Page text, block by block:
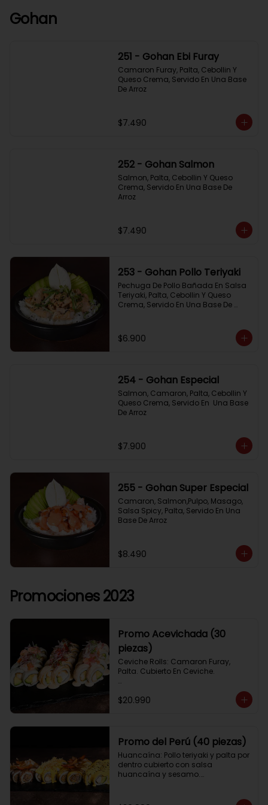
Gohan
251 - Gohan Ebi Furay
Camaron Furay, Palta, Cebollin Y
Queso Crema, Servido En Una Base
De Arroz
$7.490
252 - Gohan Salmon
Salmon, Palta, Cebollin Y Queso
Crema, Servido En Una Base De
Arroz
$7.490
253 - Gohan Pollo Teriyaki
Pechuga De Pollo Bañada En Salsa
Teriyaki, Palta, Cebollin Y Queso
Crema, Servido En Una Base De
$6.900
254 - Gohan Especial
Salmon, Camaron, Palta, Cebollin Y
Queso Crema, Servido En  Una Base
De Arroz
$7.900
255 - Gohan Super Especial
Camaron, Salmon,Pulpo, Masago,
Salsa Spicy, Palta, Servido En Una
Base De Arroz
$8.490
Promociones 2023
Promo Acevichada (30
piezas)
Ceviche Rolls: Camaron Furay,
Palta. Cubierto En Ceviche.
Acevichado Rolls: Camaron Furay,
Palta. Cubierto Con Pescado Blanco
queso crema y palta, frito en panko.
Coronado con salsa acevichada,
toques de cebolla, aji limo y cilantro
$20.990
Promo del Perú (40 piezas)
Huancaína: Pollo teriyaki y palta por
dentro cubierto con salsa
huancaína y sesamo.
dentro cubierto con lomo fino